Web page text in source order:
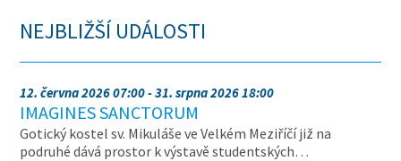
NEJBLIŽŠÍ UDÁLOSTI
12. června 2026 07:00 - 31. srpna 2026 18:00
IMAGINES SANCTORUM
Gotický kostel sv. Mikuláše ve Velkém Meziříčí již na
podruhé dává prostor k výstavě studentských…